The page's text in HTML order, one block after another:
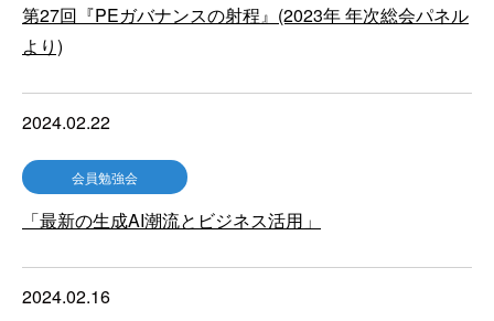
第27回『PEガバナンスの射程』(2023年 年次総会パネル
より)
2024.02.22
会員勉強会
「最新の生成AI潮流とビジネス活用」
2024.02.16